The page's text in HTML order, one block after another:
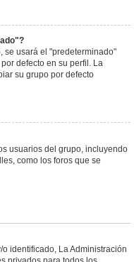
se usará el "predeterminado"
defecto en su perfil. La
su grupo por defecto
usuarios del grupo, incluyendo
como los foros que se
identificado, La Administración